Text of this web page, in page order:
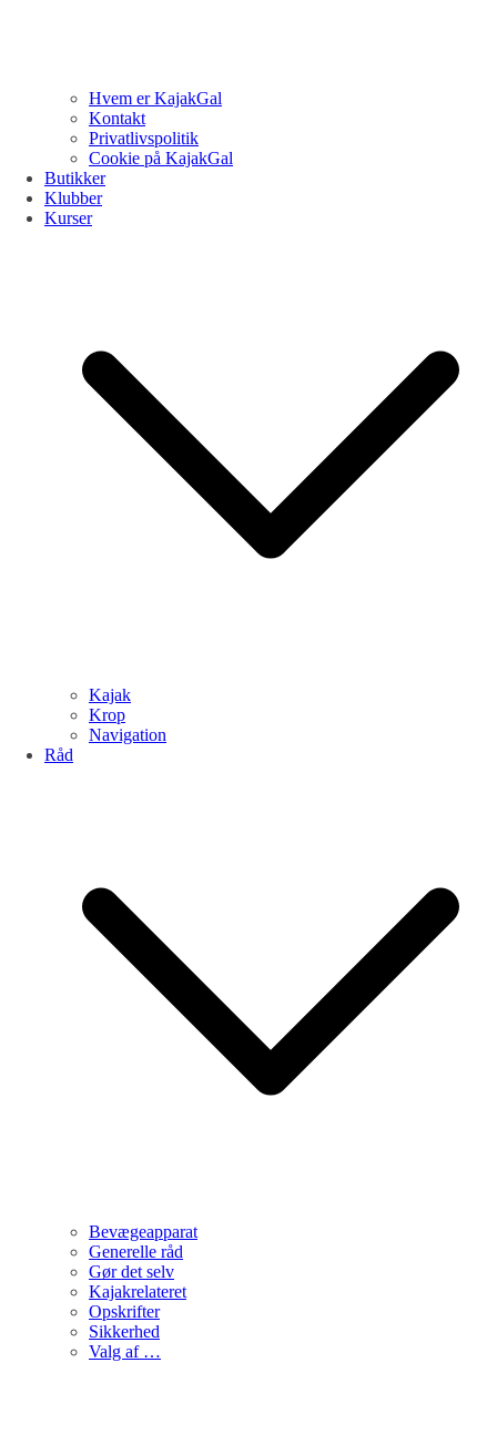
Hvem er KajakGal
Kontakt
Privatlivspolitik
Cookie på KajakGal
Butikker
Klubber
Kurser
Kajak
Krop
Navigation
Råd
Bevægeapparat
Generelle råd
Gør det selv
Kajakrelateret
Opskrifter
Sikkerhed
Valg af …